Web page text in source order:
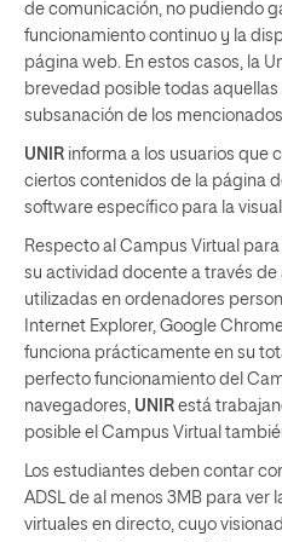
de comunicación, no pudiendo
funcionamiento continuo y la
página web. En estos casos, la
brevedad posible todas
subsanación de los
UNIR informa a los usuarios que
ciertos contenidos de la página
software específico para la
Respecto al Campus Virtual
su actividad docente a través
utilizadas en ordenadores
Internet Explorer, Google
funciona prácticamente en su
perfecto funcionamiento del
navegadores, UNIR está
posible el Campus Virtual
Los estudiantes deben contar
ADSL de al menos 3MB para ver
virtuales en directo, cuyo